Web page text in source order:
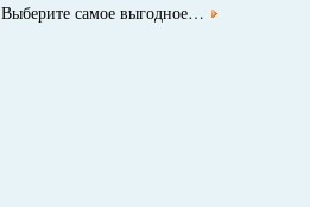
Выберите самое выгодное…